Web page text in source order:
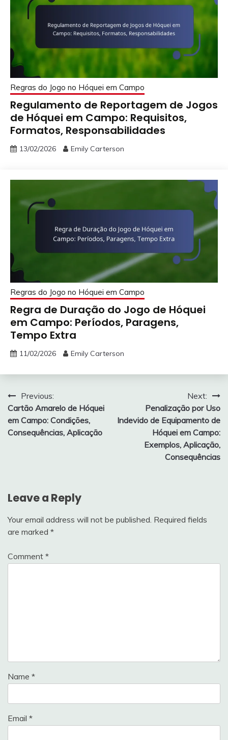
Regras do Jogo no Hóquei em Campo
Regulamento de Reportagem de Jogos
de Hóquei em Campo: Requisitos,
Formatos, Responsabilidades
13/02/2026 Emily Carterson
Regras do Jogo no Hóquei em Campo
Regra de Duração do Jogo de Hóquei
em Campo: Períodos, Paragens,
Tempo Extra
11/02/2026 Emily Carterson
Post
navigation
Previous:
Cartão Amarelo de Hóquei
em Campo: Condições,
Consequências, Aplicação
Next:
Penalização por Uso
Indevido de Equipamento de
Hóquei em Campo:
Exemplos, Aplicação,
Consequências
Leave a Reply
Your email address will not be published. Required fields
are marked *
Comment *
Name *
Email *